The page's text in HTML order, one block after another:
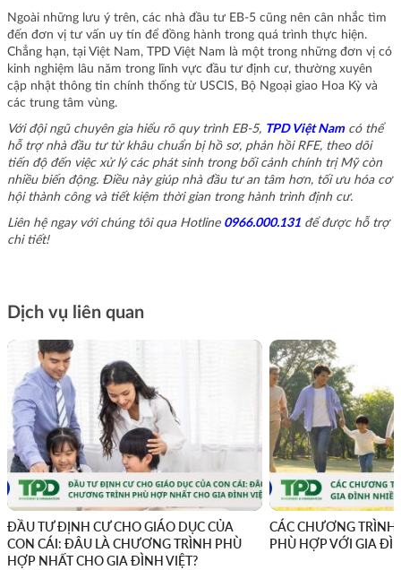
Ngoài những lưu ý trên, các nhà đầu tư EB-5 cũng nên cân nhắc tìm
đến đơn vị tư vấn uy tín để đồng hành trong quá trình thực hiện.
Chẳng hạn, tại Việt Nam, TPD Việt Nam là một trong những đơn vị có
kinh nghiệm lâu năm trong lĩnh vực đầu tư định cư, thường xuyên
cập nhật thông tin chính thống từ USCIS, Bộ Ngoại giao Hoa Kỳ và
các trung tâm vùng.
Với đội ngũ chuyên gia hiểu rõ quy trình EB-5, TPD Việt Namcó thể
hỗ trợ nhà đầu tư từ khâu chuẩn bị hồ sơ, phản hồi RFE, theo dõi
tiến độ đến việc xử lý các phát sinh trong bối cảnh chính trị Mỹ còn
nhiều biến động. Điều này giúp nhà đầu tư an tâm hơn, tối ưu hóa cơ
hội thành công và tiết kiệm thời gian trong hành trình định cư.
Liên hệ ngay với chúng tôi qua Hotline 0966.000.131 để được hỗ trợ
chi tiết!
Dịch vụ liên quan
ĐẦU TƯ ĐỊNH CƯ CHO GIÁO DỤC CỦA
CON CÁI: ĐÂU LÀ CHƯƠNG TRÌNH PHÙ
HỢP NHẤT CHO GIA ĐÌNH VIỆT?
CÁC CHƯƠNG
PHÙ HỢP VỚI GIA